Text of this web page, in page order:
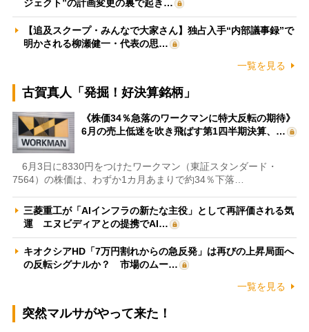
ジェクト”の計画変更の裏で起き…
【追及スクープ・みんなで大家さん】独占入手“内部議事録”で
明かされる柳瀬健一・代表の思…
一覧を見る
古賀真人「発掘！好決算銘柄」
《株価34％急落のワークマンに特大反転の期待》
6月の売上低迷を吹き飛ばす第1四半期決算、…
6月3日に8330円をつけたワークマン（東証スタンダード・
7564）の株価は、わずか1カ月あまりで約34％下落…
三菱重工が「AIインフラの新たな主役」として再評価される気
運 エヌビディアとの提携でAI…
キオクシアHD「7万円割れからの急反発」は再びの上昇局面へ
の反転シグナルか？ 市場のムー…
一覧を見る
突然マルサがやって来た！